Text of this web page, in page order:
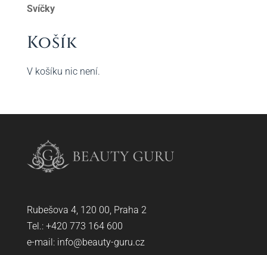
Svíčky
Košík
V košíku nic není.
Rubešova 4, 120 00, Praha 2
Tel.: +420 773 164 600
e-mail: info@beauty-guru.cz